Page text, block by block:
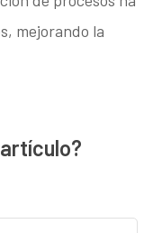
mejorando la